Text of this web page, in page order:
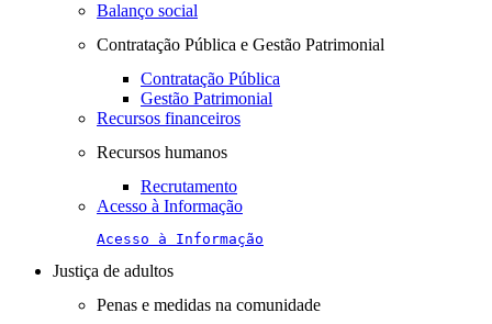
Balanço social
Contratação Pública e Gestão Patrimonial
Contratação Pública
Gestão Patrimonial
Recursos financeiros
Recursos humanos
Recrutamento
Acesso à Informação
Acesso à Informação
Justiça de adultos
Penas e medidas na comunidade